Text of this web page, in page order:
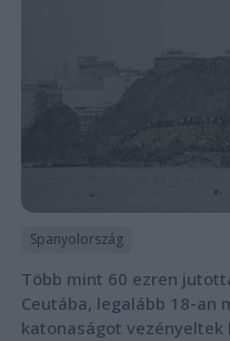
Spanyolország
Több mint 60 ezren
Ceutába, legalább 18-an
katonaságot vezényeltek